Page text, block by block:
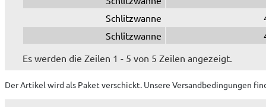
Schlitzwanne
Schlitzwanne
Es werden die Zeilen 1 - 5 von 5 Zeilen angezeigt.
Der Artikel wirdals Paket verschickt. Unsere Versandbedingungen